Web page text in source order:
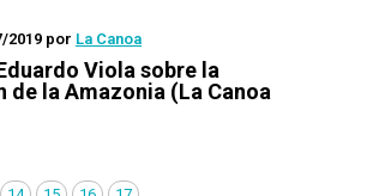
2019 por La Canoa
Viola sobre la
la Amazonia (La Canoa